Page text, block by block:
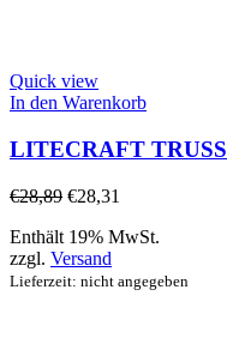
Quick view
In den Warenkorb
LITECRAFT TRUSS
€28,89 €28,31
Enthält 19% MwSt.
zzgl. Versand
Lieferzeit: nicht angegeben